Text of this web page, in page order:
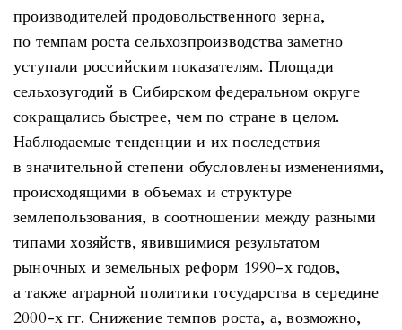
производителей продовольственного зерна,
по темпам роста сельхозпроизводства заметно
уступали российским показателям. Площади
сельхозугодий в Сибирском федеральном округе
сокращались быстрее, чем по стране в целом.
Наблюдаемые тенденции и их последствия
в значительной степени обусловлены изменениями,
происходящими в объемах и структуре
землепользования, в соотношении между разными
типами хозяйств, явившимися результатом
рыночных и земельных реформ 1990-х годов,
а также аграрной политики государства в середине
2000-х гг. Снижение темпов роста, а, возможно,